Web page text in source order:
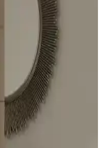
ve büyük beden
koruyan dayanıklı
ve estetik koruma sağlar.
Lacivert
Sunar
lacivert bornozu, pamuk
rahatlık ve şıklık sağlar,
Bornozları
ve Dayanıklılık